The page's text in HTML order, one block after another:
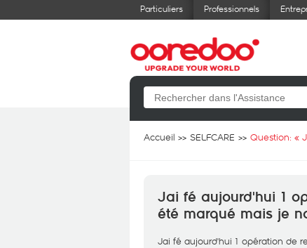
Particuliers Professionnels
Accueil SELFCARE Question: «
Jai fé aujourd'hui 1
été marqué mais je
Jai fé aujourd'hui 1 opération de